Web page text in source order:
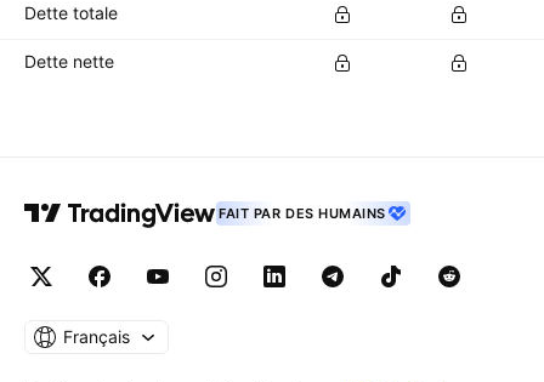
Dette totale
Dette nette
FAIT PAR DES HUMAINS
Français